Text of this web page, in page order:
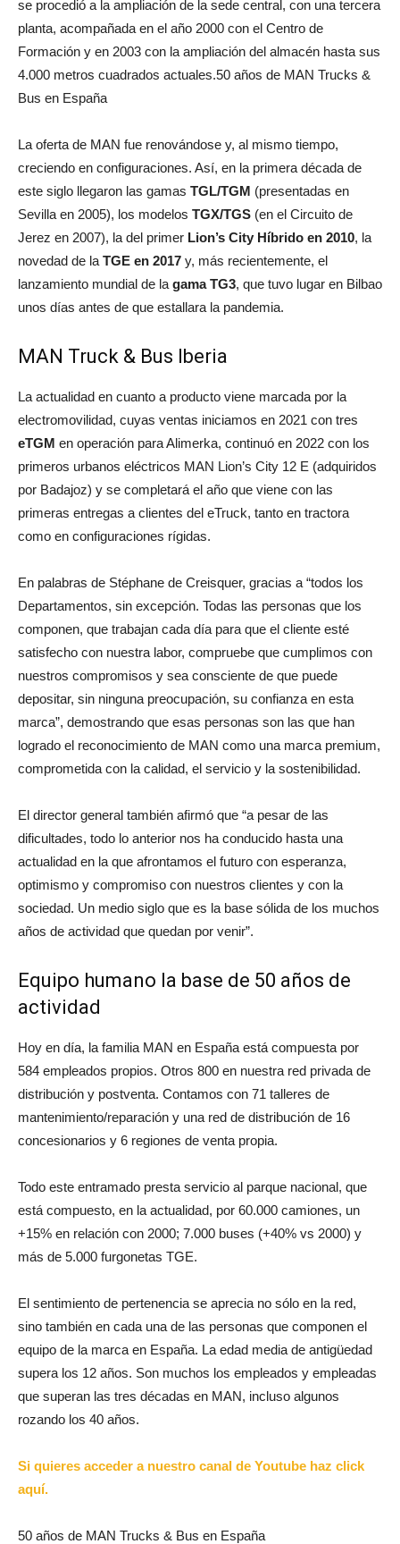
se procedió a la ampliación de la sede central, con una tercera
planta, acompañada en el año 2000 con el Centro de
Formación y en 2003 con la ampliación del almacén hasta sus
4.000 metros cuadrados actuales.50 años de MAN Trucks &
Bus en España
La oferta de MAN fue renovándose y, al mismo tiempo,
creciendo en configuraciones. Así, en la primera década de
este siglo llegaron las gamas TGL/TGM (presentadas en
Sevilla en 2005), los modelos TGX/TGS (en el Circuito de
Jerez en 2007), la del primer Lion’s City Híbrido en 2010, la
novedad de la TGE en 2017 y, más recientemente, el
lanzamiento mundial de la gama TG3, que tuvo lugar en Bilbao
unos días antes de que estallara la pandemia.
MAN Truck & Bus Iberia
La actualidad en cuanto a producto viene marcada por la
electromovilidad, cuyas ventas iniciamos en 2021 con tres
eTGM en operación para Alimerka, continuó en 2022 con los
primeros urbanos eléctricos MAN Lion’s City 12 E (adquiridos
por Badajoz) y se completará el año que viene con las
primeras entregas a clientes del eTruck, tanto en tractora
como en configuraciones rígidas.
En palabras de Stéphane de Creisquer, gracias a “todos los
Departamentos, sin excepción. Todas las personas que los
componen, que trabajan cada día para que el cliente esté
satisfecho con nuestra labor, compruebe que cumplimos con
nuestros compromisos y sea consciente de que puede
depositar, sin ninguna preocupación, su confianza en esta
marca”, demostrando que esas personas son las que han
logrado el reconocimiento de MAN como una marca premium,
comprometida con la calidad, el servicio y la sostenibilidad.
El director general también afirmó que “a pesar de las
dificultades, todo lo anterior nos ha conducido hasta una
actualidad en la que afrontamos el futuro con esperanza,
optimismo y compromiso con nuestros clientes y con la
sociedad. Un medio siglo que es la base sólida de los muchos
años de actividad que quedan por venir”.
Equipo humano la base de 50 años de
actividad
Hoy en día, la familia MAN en España está compuesta por
584 empleados propios. Otros 800 en nuestra red privada de
distribución y postventa. Contamos con 71 talleres de
mantenimiento/reparación y una red de distribución de 16
concesionarios y 6 regiones de venta propia.
Todo este entramado presta servicio al parque nacional, que
está compuesto, en la actualidad, por 60.000 camiones, un
+15% en relación con 2000; 7.000 buses (+40% vs 2000) y
más de 5.000 furgonetas TGE.
El sentimiento de pertenencia se aprecia no sólo en la red,
sino también en cada una de las personas que componen el
equipo de la marca en España. La edad media de antigüedad
supera los 12 años. Son muchos los empleados y empleadas
que superan las tres décadas en MAN, incluso algunos
rozando los 40 años.
Si quieres acceder a nuestro canal de Youtube haz click
aquí.
50 años de MAN Trucks & Bus en España